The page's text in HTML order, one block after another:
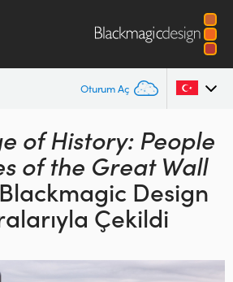
Oturum Aç
of History: People
of the Great Wall
Design
Çekildi